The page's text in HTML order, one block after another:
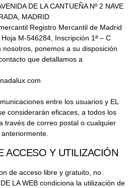
DE LA CANTUEÑA Nº 2 NAVE
MADRID
Registro Mercantil de Madrid
M-546284, Inscripción 1ª – C
nosotros, ponemos a su disposición
que detallamos a
entre los usuarios y EL
considerarán eficaces, a todos los
través de correo postal o cualquier
ACCESO Y UTILIZACIÓN
de acceso libre y gratuito, no
LA WEB condiciona la utilización de